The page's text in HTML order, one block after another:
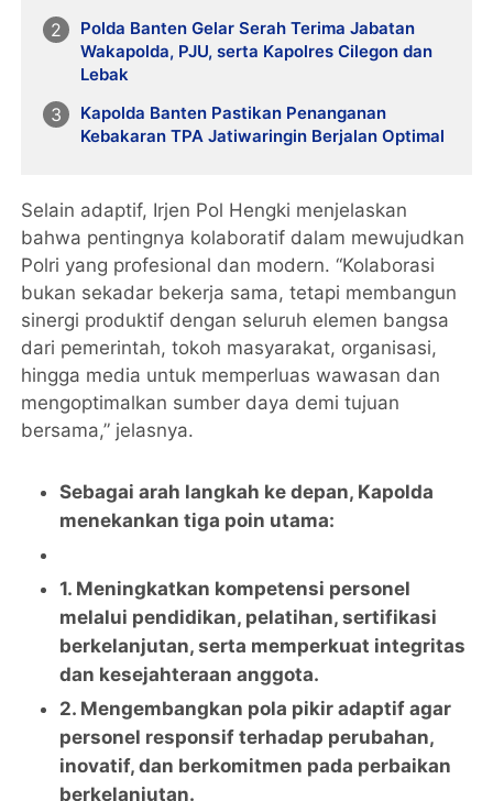
Polda Banten Gelar Serah Terima Jabatan
Wakapolda, PJU, serta Kapolres Cilegon dan
Lebak
Kapolda Banten Pastikan Penanganan
Kebakaran TPA Jatiwaringin Berjalan Optimal
Selain adaptif, Irjen Pol Hengki menjelaskan
bahwa pentingnya kolaboratif dalam mewujudkan
Polri yang profesional dan modern. “Kolaborasi
bukan sekadar bekerja sama, tetapi membangun
sinergi produktif dengan seluruh elemen bangsa
dari pemerintah, tokoh masyarakat, organisasi,
hingga media untuk memperluas wawasan dan
mengoptimalkan sumber daya demi tujuan
bersama,” jelasnya.
Sebagai arah langkah ke depan, Kapolda
menekankan tiga poin utama:
1. Meningkatkan kompetensi personel
melalui pendidikan, pelatihan, sertifikasi
berkelanjutan, serta memperkuat integritas
dan kesejahteraan anggota.
2. Mengembangkan pola pikir adaptif agar
personel responsif terhadap perubahan,
inovatif, dan berkomitmen pada perbaikan
berkelanjutan.